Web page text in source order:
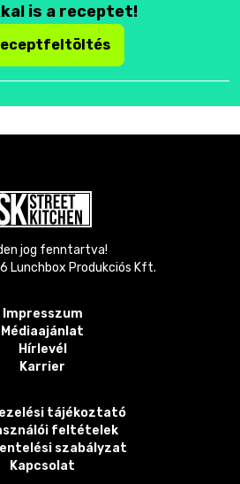
is a receptet!
jog fenntartva!
Lunchbox Produkciós Kft.
Impresszum
Médiaajánlat
Hírlevél
Karrier
tájékoztató
feltételek
szabályzat
Kapcsolat